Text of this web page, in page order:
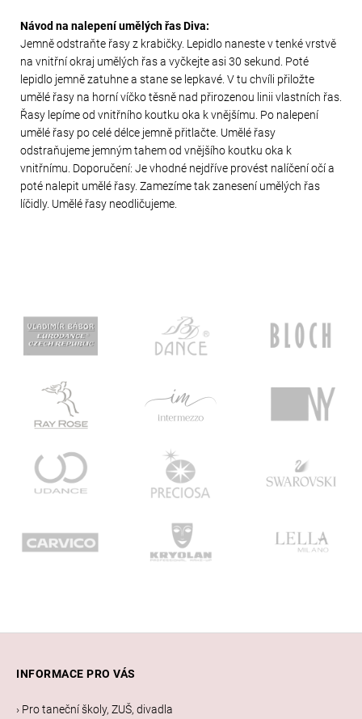
Návod na nalepení umělých řas Diva:
Jemně odstraňte řasy z krabičky. Lepidlo naneste v tenké vrstvě
na vnitřní okraj umělých řas a vyčkejte asi 30 sekund. Poté
lepidlo jemně zatuhne a stane se lepkavé. V tu chvíli přiložte
umělé řasy na horní víčko těsně nad přirozenou linii vlastních řas.
Řasy lepíme od vnitřního koutku oka k vnějšímu. Po nalepení
umělé řasy po celé délce jemně přitlačte. Umělé řasy
odstraňujeme jemným tahem od vnějšího koutku oka k
vnitřnímu. Doporučení: Je vhodné nejdříve provést nalíčení očí a
poté nalepit umělé řasy. Zamezíme tak zanesení umělých řas
líčidly. Umělé řasy neodličujeme.
INFORMACE PRO VÁS
› Pro taneční školy, ZUŠ, divadla